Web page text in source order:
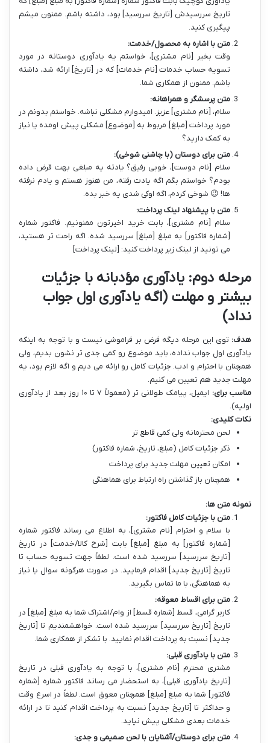
تاریخ سررسیدش [تاریخ سررسید] بود، داشته باشم. ممنون میشم
پیگیری کنید.
متن با اشاره به محصول/خدمت:
وقت بخیر [نام مشتری]، خواستم یه یادآوری دوستانه در مورد
تسویه حساب خدمات [نام خدمات] که در [تاریخ] ارائه شد، داشته
باشم. ممنون از همکاری شما.
متن پرسشگر و همراهانه:
سلام، [نام مشتری] عزیز. امیدوارم مشکلی نباشه. خواستم بدونم در
مورد پرداخت [مبلغ] مربوط به [موضوع] مشکلی پیش اومده یا نیاز
به کمک دارید؟
متن برای دوستان (با چاشنی شوخی):
سلام [نام دوست]، خوبی رفیق؟ یادته یه مبلغی بهت قرض داده
بودم؟ خواستم بگم اگه یادت رفته، من هنوز هستم و یادم نرفته
ها! 😉 شوخی کردم، اگه اوکی شدی یه خبر بده.
متن با پیشنهاد لینک پرداخت:
سلام [نام مشتری]، بابت خرید اخیرتون ممنونیم. فاکتور شماره
[شماره فاکتور] به مبلغ [مبلغ] سررسید شده. اگه راحت تر هستید،
می تونید از لینک زیر پرداخت کنید: [لینک پرداخت]
مرحله دوم: یادآوری مؤدبانه با جزئیات
بیشتر و مهلت (اگه یادآوری اول جواب
نداد)
هدف: توی این مرحله دیگه فرض بر فراموشی نیست و با توجه به اینکه
یادآوری اول جواب نداده، باید موضوع رو کمی جدی تر نشون بدیم، ولی
همچنان با احترام و ادب. جزئیات کامل رو ارائه می دیم و اگه لازم بود، یه
مهلت جدید هم تعیین می کنیم.
مناسب برای:
ایمیل، پیامک طولانی تر (معمولاً ۷ تا ۱۰ روز بعد از یادآوری
اولیه).
نکات کلیدی:
لحن محترمانه ولی کمی قاطع تر
ذکر جزئیات کامل (مبلغ، تاریخ، شماره فاکتور)
امکان تعیین مهلت جدید برای پرداخت
همچنان باز گذاشتن راه ارتباط برای هماهنگی
نمونه متن ها:
متن با جزئیات کامل فاکتور:
با سلام و احترام [نام مشتری]، به اطلاع می رساند فاکتور شماره
[شماره فاکتور] به مبلغ [مبلغ] بابت [شرح کالا/خدمت] در تاریخ
[تاریخ سررسید] سررسید شده است. لطفاً جهت تسویه حساب تا
تاریخ [تاریخ جدید] اقدام فرمایید. در صورت هرگونه سوال یا نیاز
به هماهنگی، با ما تماس بگیرید.
متن برای اقساط معوقه:
کاربر گرامی، قسط [شماره قسط] از وام/اشتراک شما به مبلغ [مبلغ] در
تاریخ [تاریخ سررسید] سررسید شده است. خواهشمندیم تا [تاریخ
جدید] نسبت به پرداخت اقدام نمایید. با تشکر از همکاری شما.
متن با یادآوری قبلی:
مشتری محترم [نام مشتری]، با توجه به یادآوری قبلی در تاریخ
[تاریخ یادآوری قبلی]، به استحضار می رساند فاکتور شماره [شماره
فاکتور] شما به مبلغ [مبلغ] همچنان معوق است. لطفاً در اسرع وقت
و حداکثر تا [تاریخ جدید] نسبت به پرداخت اقدام کنید تا در ارائه
خدمات بعدی مشکلی پیش نیاید.
متن برای دوستان/آشنایان با لحن صمیمی و جدی: